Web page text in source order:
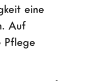
eine
Auf
Pflege